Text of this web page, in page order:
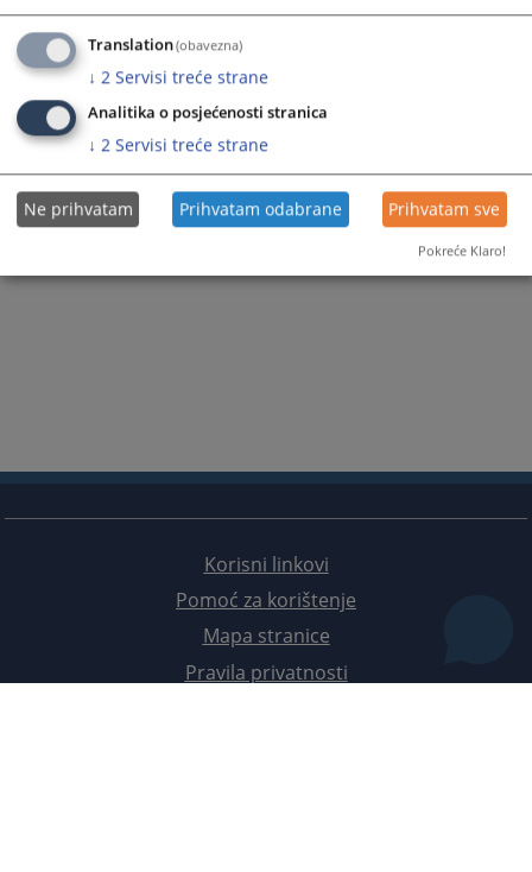
Korisni linkovi
Pomoć za korištenje
Mapa stranice
Pravila privatnosti
Translation(obavezna)
↓ 2 Servisi treće strane
Analitika o posjećenosti stranica
↓ 2 Servisi treće strane
Ne prihvatam Prihvatam odabrane Prihvatam sve
Pokreće Klaro!